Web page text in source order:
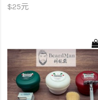
$25元